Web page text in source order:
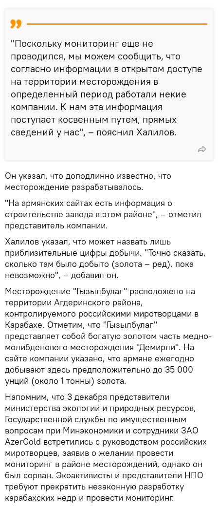
"Поскольку мониторинг еще не
проводился, мы можем сообщить, что
согласно информации в открытом доступе
на территории месторождения в
определенный период работали некие
компании. К нам эта информация
поступает косвенным путем, прямых
сведений у нас", – пояснил Халилов.
Он указал, что доподлинно известно, что
месторождение разрабатывалось.
"На армянских сайтах есть информация о
строительстве завода в этом районе", – отметил
представитель компании.
Халилов указал, что может назвать лишь
приблизительные цифры добычи. "Точно сказать,
сколько там было добыто (золота – ред), пока
невозможно", – добавил он.
Месторождение "Гызылбулаг" расположено на
территории Агдеринского района,
контролируемого российскими миротворцами в
Карабахе. Отметим, что "Гызылбулаг"
представляет собой богатую золотом часть медно-
молибденового месторождения "Демирли". На
сайте компании указано, что армяне ежегодно
добывают здесь предположительно до 35 000
унций (около 1 тонны) золота.
Напомним, что 3 декабря представители
министерства экологии и природных ресурсов,
Государственной службы по имущественным
вопросам при Минэкономики и сотрудники ЗАО
AzerGold встретились с руководством российских
миротворцев, заявив о желании провести
мониторинг в районе месторождений, однако он
был сорван. Экоактивисты и представители НПО
требуют прекратить незаконную разработку
карабахских недр и провести мониторинг.